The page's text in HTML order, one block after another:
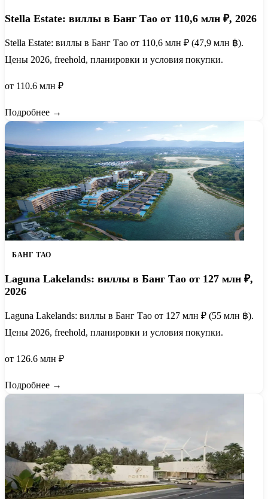
Stella Estate: виллы в Банг Тао от 110,6 млн ₽, 2026
Stella Estate: виллы в Банг Тао от 110,6 млн ₽ (47,9 млн ฿).
Цены 2026, freehold, планировки и условия покупки.
от 110.6 млн ₽
Подробнее →
БАНГ ТАО
Laguna Lakelands: виллы в Банг Тао от 127 млн ₽,
2026
Laguna Lakelands: виллы в Банг Тао от 127 млн ₽ (55 млн ฿).
Цены 2026, freehold, планировки и условия покупки.
от 126.6 млн ₽
Подробнее →